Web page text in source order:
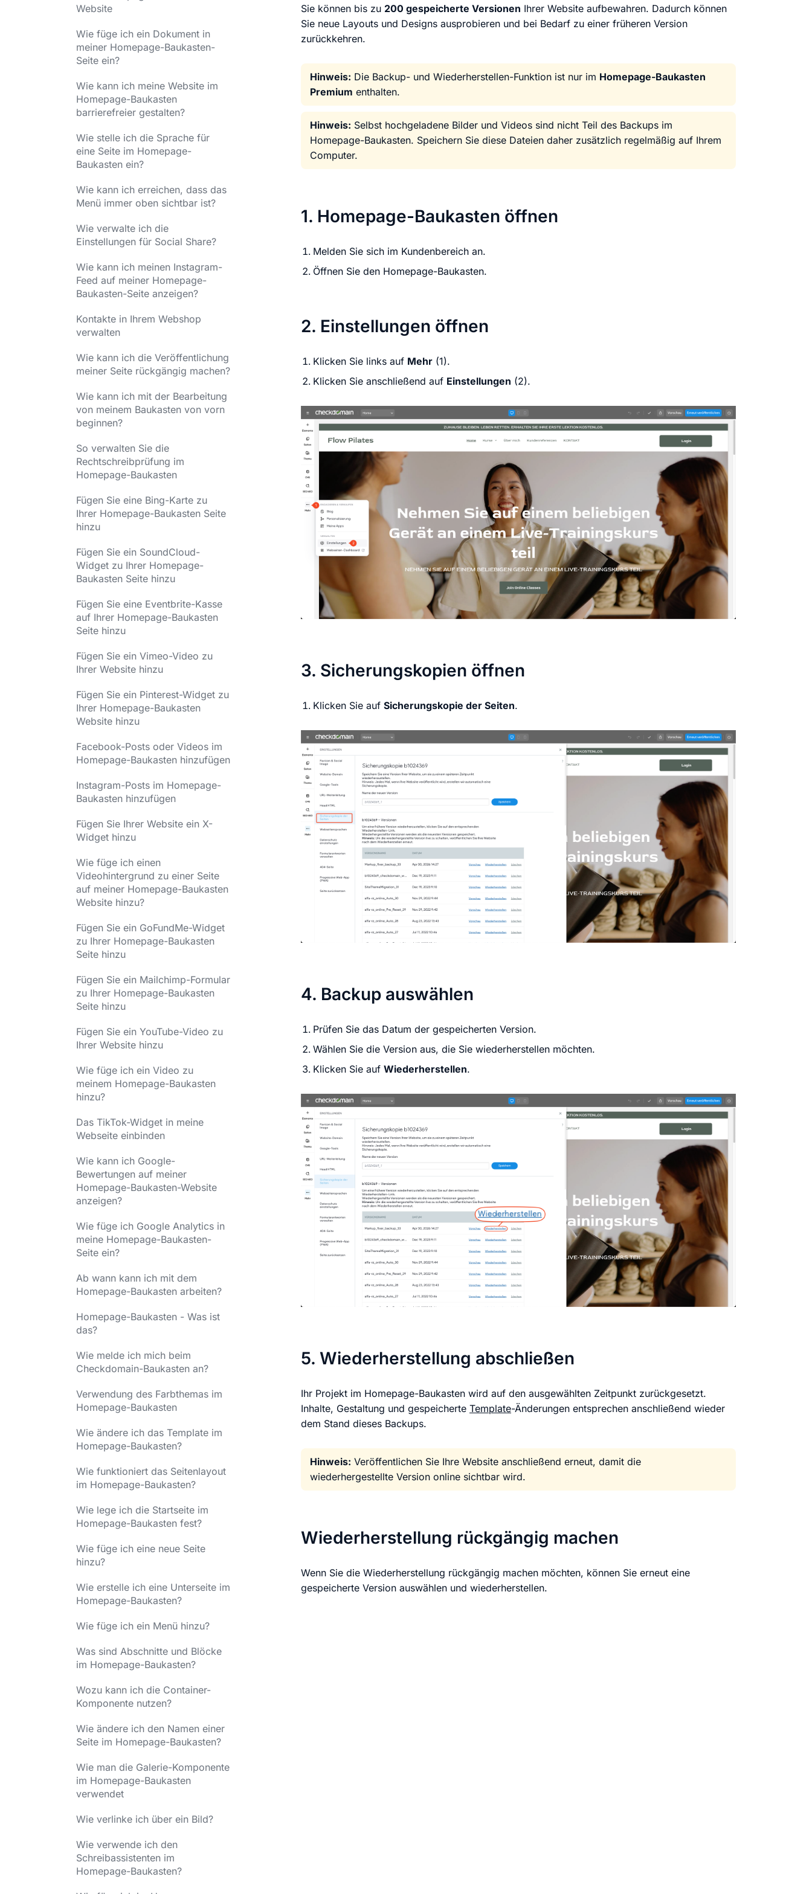
KI Domain Generator
Erstelle schnell gute Domains
.de Domain .com Domain
.at Domain .mobile Domain
Website erstellen lassen Sehr beliebt
Unser Website-Service erstellt Ihre Website
Social Media Marketing
Mehr Kunden über Instagram &
Online Complete
Dein Unternehmen überall zu
Website
Wie füge ich ein Dokument in
meiner Homepage-Baukasten-
Seite ein?
Wie kann ich meine Website im
Homepage-Baukasten
barrierefreier gestalten?
Wie stelle ich die Sprache für
eine Seite im Homepage-
Baukasten ein?
Wie kann ich erreichen, dass das
Menü immer oben sichtbar ist?
Wie verwalte ich die
Einstellungen für Social Share?
Wie kann ich meinen Instagram-
Feed auf meiner Homepage-
Baukasten-Seite anzeigen?
Kontakte in Ihrem Webshop
verwalten
Wie kann ich die Veröffentlichung
meiner Seite rückgängig machen?
Wie kann ich mit der Bearbeitung
von meinem Baukasten von vorn
beginnen?
So verwalten Sie die
Rechtschreibprüfung im
Homepage-Baukasten
Fügen Sie eine Bing-Karte zu
Ihrer Homepage-Baukasten Seite
hinzu
Fügen Sie ein SoundCloud-
Widget zu Ihrer Homepage-
Baukasten Seite hinzu
Fügen Sie eine Eventbrite-Kasse
auf Ihrer Homepage-Baukasten
Seite hinzu
Fügen Sie ein Vimeo-Video zu
Ihrer Website hinzu
Fügen Sie ein Pinterest-Widget zu
Ihrer Homepage-Baukasten
Website hinzu
Facebook-Posts oder Videos im
Homepage-Baukasten hinzufügen
Instagram-Posts im Homepage-
Baukasten hinzufügen
Fügen Sie Ihrer Website ein X-
Widget hinzu
Wie füge ich einen
Videohintergrund zu einer Seite
auf meiner Homepage-Baukasten
Website hinzu?
Fügen Sie ein GoFundMe-Widget
zu Ihrer Homepage-Baukasten
Seite hinzu
Fügen Sie ein Mailchimp-Formular
zu Ihrer Homepage-Baukasten
Seite hinzu
Fügen Sie ein YouTube-Video zu
Ihrer Website hinzu
Wie füge ich ein Video zu
meinem Homepage-Baukasten
hinzu?
Das TikTok-Widget in meine
Webseite einbinden
Wie kann ich Google-
Bewertungen auf meiner
Homepage-Baukasten-Website
anzeigen?
Wie füge ich Google Analytics in
meine Homepage-Baukasten-
Seite ein?
Ab wann kann ich mit dem
Homepage-Baukasten arbeiten?
Homepage-Baukasten - Was ist
das?
Wie melde ich mich beim
Checkdomain-Baukasten an?
Verwendung des Farbthemas im
Homepage-Baukasten
Wie ändere ich das Template im
Homepage-Baukasten?
Wie funktioniert das Seitenlayout
im Homepage-Baukasten?
Wie lege ich die Startseite im
Homepage-Baukasten fest?
Wie füge ich eine neue Seite
hinzu?
Wie erstelle ich eine Unterseite im
Homepage-Baukasten?
Wie füge ich ein Menü hinzu?
Was sind Abschnitte und Blöcke
im Homepage-Baukasten?
Wozu kann ich die Container-
Komponente nutzen?
Wie ändere ich den Namen einer
Seite im Homepage-Baukasten?
Wie man die Galerie-Komponente
im Homepage-Baukasten
verwendet
Wie verlinke ich über ein Bild?
Wie verwende ich den
Schreibassistenten im
Homepage-Baukasten?
Sie können bis zu 200 gespeicherte Versionen Ihrer Website aufbewahren. Dadurch können
Sie neue Layouts und Designs ausprobieren und bei Bedarf zu einer früheren Version
zurückkehren.
Hinweis: Die Backup- und Wiederherstellen-Funktion ist nur im Homepage-Baukasten
Premium enthalten.
Hinweis: Selbst hochgeladene Bilder und Videos sind nicht Teil des Backups im
Homepage-Baukasten. Speichern Sie diese Dateien daher zusätzlich regelmäßig auf Ihrem
Computer.
1. Homepage-Baukasten öffnen
Melden Sie sich im Kundenbereich an.
Öffnen Sie den Homepage-Baukasten.
2. Einstellungen öffnen
Klicken Sie links auf Mehr (1).
Klicken Sie anschließend auf Einstellungen (2).
3. Sicherungskopien öffnen
Klicken Sie auf Sicherungskopie der Seiten.
4. Backup auswählen
Prüfen Sie das Datum der gespeicherten Version.
Wählen Sie die Version aus, die Sie wiederherstellen möchten.
Klicken Sie auf Wiederherstellen.
5. Wiederherstellung abschließen
Ihr Projekt im Homepage-Baukasten wird auf den ausgewählten Zeitpunkt zurückgesetzt.
Inhalte, Gestaltung und gespeicherte Template-Änderungen entsprechen anschließend wieder
dem Stand dieses Backups.
Hinweis: Veröffentlichen Sie Ihre Website anschließend erneut, damit die
wiederhergestellte Version online sichtbar wird.
Wiederherstellung rückgängig machen
Wenn Sie die Wiederherstellung rückgängig machen möchten, können Sie erneut eine
gespeicherte Version auswählen und wiederherstellen.